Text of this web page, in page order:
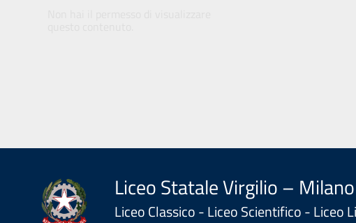
Liceo Statale Virgilio – Milano
Liceo Classico - Liceo Scientifico - Liceo